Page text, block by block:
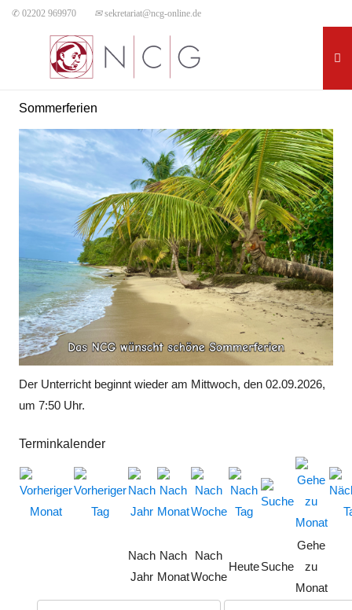
✆ 02202 969970 ✉sekretariat@ncg-online.de
Sommerferien
Der Unterricht beginnt wieder am Mittwoch, den 02.09.2026,
um 7:50 Uhr.
Terminkalender
Nach
Jahr
Nach
Monat
Nach
Woche
HeuteSuche
Gehe
zu
Monat